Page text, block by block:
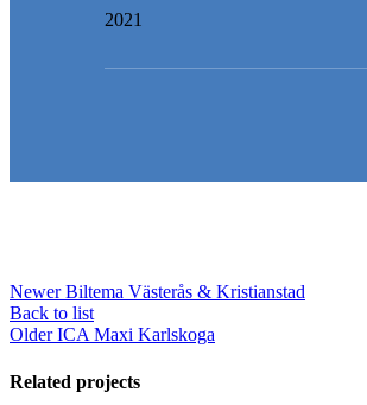
2021
Newer Biltema Västerås & Kristianstad
Back to list
Older ICA Maxi Karlskoga
Related projects